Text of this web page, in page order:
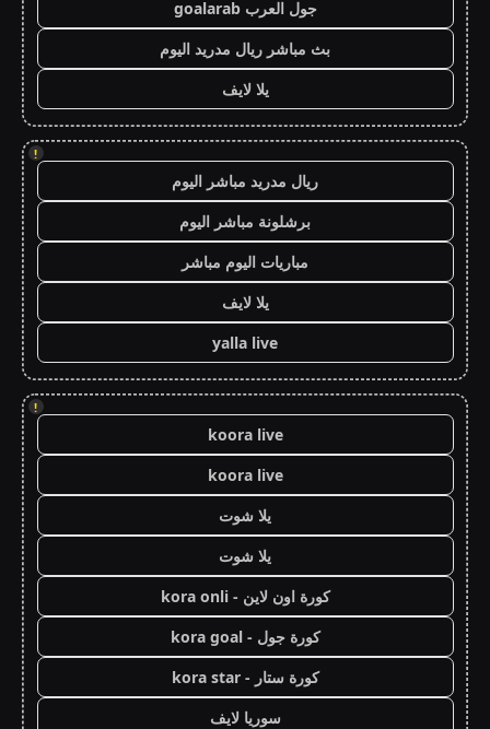
جول العرب goalarab
بث مباشر ريال مدريد اليوم
يلا لايف
!
ريال مدريد مباشر اليوم
برشلونة مباشر اليوم
مباريات اليوم مباشر
يلا لايف
yalla live
!
koora live
koora live
يلا شوت
يلا شوت
كورة اون لاين - kora onli
كورة جول - kora goal
كورة ستار - kora star
سوريا لايف